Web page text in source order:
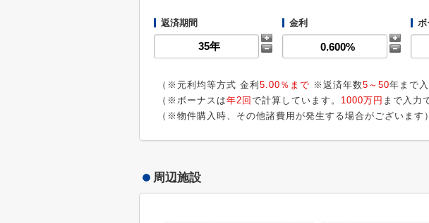
返済期間 金利 ボ
（※元利均等方式 金利 5.00％まで ※返済年数5～50年まで
（※ボーナスは年2回 で計算しています。 1000万円 まで入力
（※物件購入時、その他諸費用が発生する場合がございます）
周辺施設